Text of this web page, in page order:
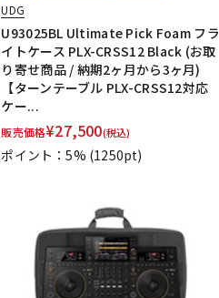
UDG
U93025BL Ultimate Pick Foam フラ
イトケース PLX-CRSS12 Black (お取
り寄せ商品 / 納期2ヶ月から3ヶ月)
【ターンテーブル PLX-CRSS12対応
ケー...
販売価格¥27,500(税込)
ポイント：5% (1250pt)